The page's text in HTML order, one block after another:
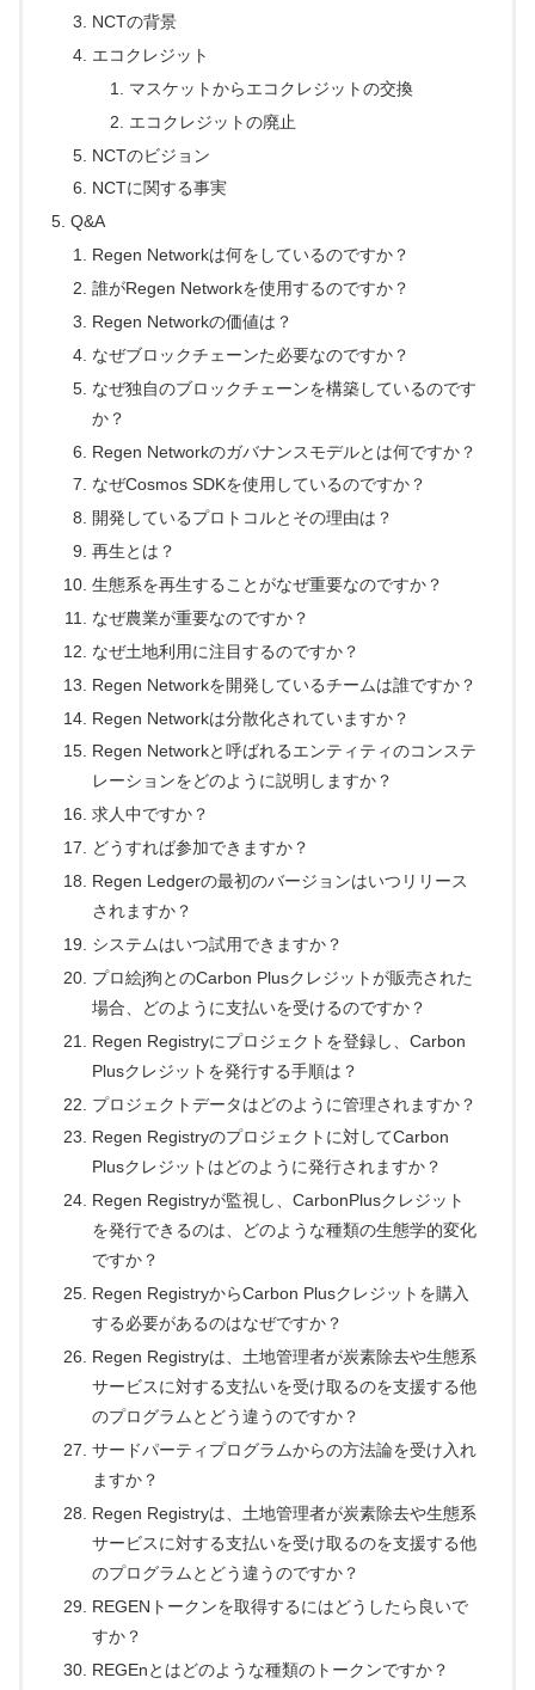
NCTの背景
エコクレジット
マスケットからエコクレジットの交換
エコクレジットの廃止
NCTのビジョン
NCTに関する事実
Q&A
Regen Networkは何をしているのですか？
誰がRegen Networkを使用するのですか？
Regen Networkの価値は？
なぜブロックチェーンた必要なのですか？
なぜ独自のブロックチェーンを構築しているのです
か？
Regen Networkのガバナンスモデルとは何ですか？
なぜCosmos SDKを使用しているのですか？
開発しているプロトコルとその理由は？
再生とは？
生態系を再生することがなぜ重要なのですか？
なぜ農業が重要なのですか？
なぜ土地利用に注目するのですか？
Regen Networkを開発しているチームは誰ですか？
Regen Networkは分散化されていますか？
Regen Networkと呼ばれるエンティティのコンステ
レーションをどのように説明しますか？
求人中ですか？
どうすれば参加できますか？
Regen Ledgerの最初のバージョンはいつリリース
されますか？
システムはいつ試用できますか？
プロ絵j狗とのCarbon Plusクレジットが販売された
場合、どのように支払いを受けるのですか？
Regen Registryにプロジェクトを登録し、Carbon
Plusクレジットを発行する手順は？
プロジェクトデータはどのように管理されますか？
Regen Registryのプロジェクトに対してCarbon
Plusクレジットはどのように発行されますか？
Regen Registryが監視し、CarbonPlusクレジット
を発行できるのは、どのような種類の生態学的変化
ですか？
Regen RegistryからCarbon Plusクレジットを購入
する必要があるのはなぜですか？
Regen Registryは、土地管理者が炭素除去や生態系
サービスに対する支払いを受け取るのを支援する他
のプログラムとどう違うのですか？
サードパーティプログラムからの方法論を受け入れ
ますか？
Regen Registryは、土地管理者が炭素除去や生態系
サービスに対する支払いを受け取るのを支援する他
のプログラムとどう違うのですか？
REGENトークンを取得するにはどうしたら良いで
すか？
REGEnとはどのような種類のトークンですか？